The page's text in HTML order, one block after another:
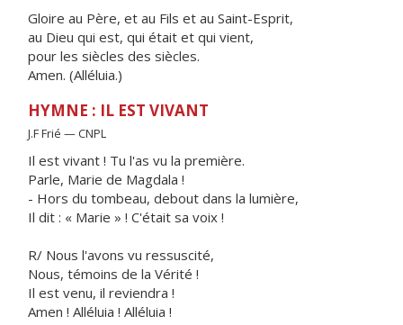
Gloire au Père, et au Fils et au Saint-Esprit,
au Dieu qui est, qui était et qui vient,
pour les siècles des siècles.
Amen. (Alléluia.)
HYMNE : IL EST VIVANT
J.F Frié — CNPL
Il est vivant ! Tu l'as vu la première.
Parle, Marie de Magdala !
- Hors du tombeau, debout dans la lumière,
Il dit : « Marie » ! C'était sa voix !
R/ Nous l'avons vu ressuscité,
Nous, témoins de la Vérité !
Il est venu, il reviendra !
Amen ! Alléluia ! Alléluia !